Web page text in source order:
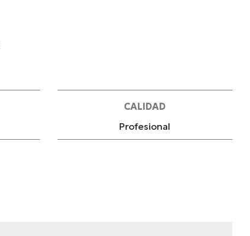
CALIDAD
Profesional